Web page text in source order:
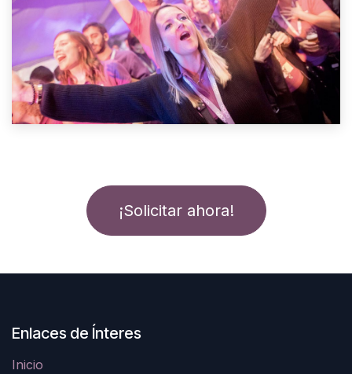
¡Solicitar ahora!
Enlaces de Ínteres
Inicio